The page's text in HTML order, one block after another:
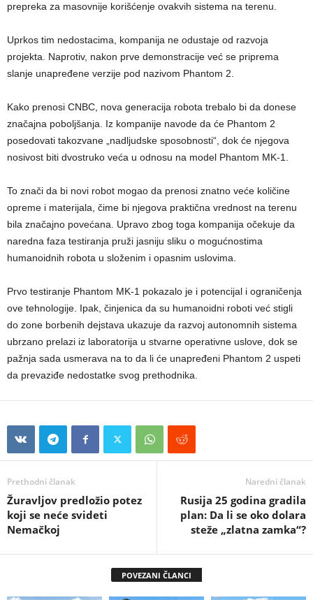
prepreka za masovnije korišćenje ovakvih sistema na terenu.
Uprkos tim nedostacima, kompanija ne odustaje od razvoja
projekta. Naprotiv, nakon prve demonstracije već se priprema
slanje unapređene verzije pod nazivom Phantom 2.
Kako prenosi CNBC, nova generacija robota trebalo bi da donese
značajna poboljšanja. Iz kompanije navode da će Phantom 2
posedovati takozvane „nadljudske sposobnosti“, dok će njegova
nosivost biti dvostruko veća u odnosu na model Phantom MK-1.
To znači da bi novi robot mogao da prenosi znatno veće količine
opreme i materijala, čime bi njegova praktična vrednost na terenu
bila značajno povećana. Upravo zbog toga kompanija očekuje da
naredna faza testiranja pruži jasniju sliku o mogućnostima
humanoidnih robota u složenim i opasnim uslovima.
Prvo testiranje Phantom MK-1 pokazalo je i potencijal i ograničenja
ove tehnologije. Ipak, činjenica da su humanoidni roboti već stigli
do zone borbenih dejstava ukazuje da razvoj autonomnih sistema
ubrzano prelazi iz laboratorija u stvarne operativne uslove, dok se
pažnja sada usmerava na to da li će unapređeni Phantom 2 uspeti
da prevaziđe nedostatke svog prethodnika.
Prethodni članak
Žuravljov predložio potez
koji se neće svideti
Nemačkoj
Naredni članak
Rusija 25 godina gradila
plan: Da li se oko dolara
steže „zlatna zamka“?
POVEZANI ČLANCI